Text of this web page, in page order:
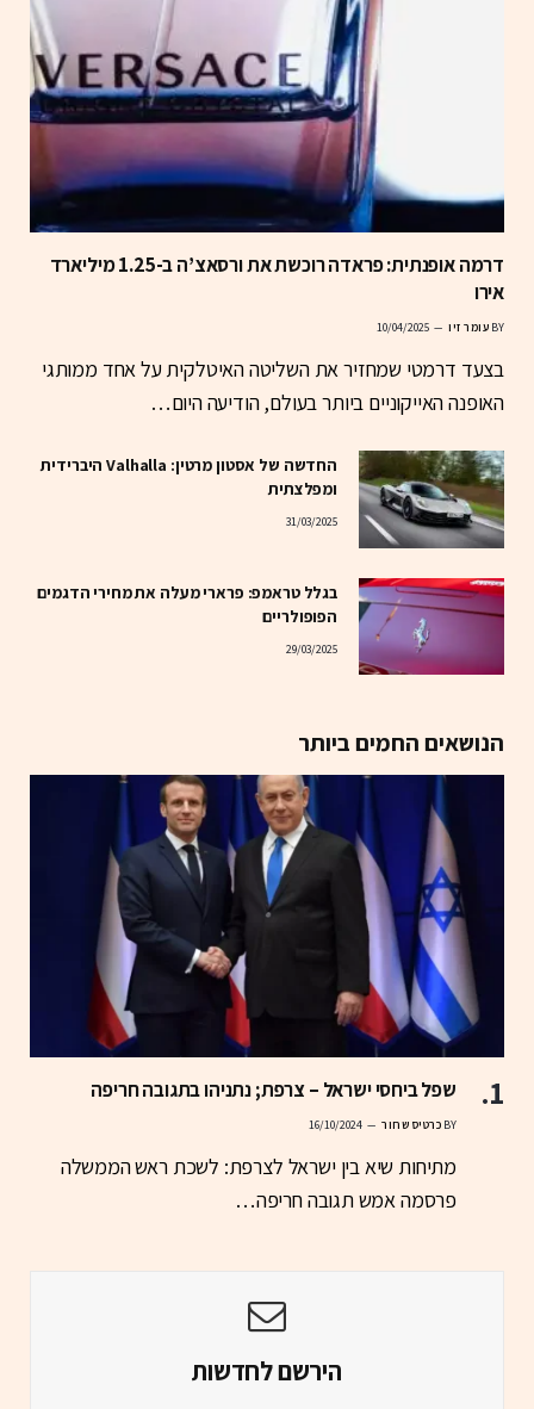
דרמה אופנתית: פראדה רוכשת את ורסאצ’ה ב-1.25 מיליארד
אירו
BY עומר זיו 10/04/2025
בצעד דרמטי שמחזיר את השליטה האיטלקית על אחד ממותגי
האופנה האייקוניים ביותר בעולם, הודיעה היום…
החדשה של אסטון מרטין: Valhalla היברידית
ומפלצתית
31/03/2025
בגלל טראמפ: פרארי מעלה את מחירי הדגמים
הפופולריים
29/03/2025
הנושאים החמים ביותר
שפל ביחסי ישראל – צרפת; נתניהו בתגובה חריפה
BY כרטיס שחור 16/10/2024
מתיחות שיא בין ישראל לצרפת: לשכת ראש הממשלה
פרסמה אמש תגובה חריפה…
הירשם לחדשות